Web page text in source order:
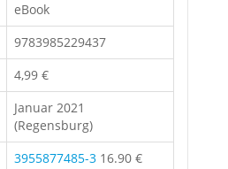
eBook
9783985229437
4,99 €
Januar 2021
(Regensburg)
3955877485-3 16.90 €